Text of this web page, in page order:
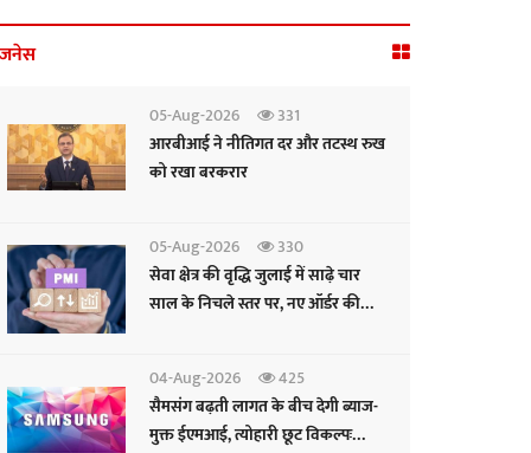
05-Aug-2026
331
आरबीआई ने नीतिगत दर और तटस्थ रुख
को रखा बरकरार
05-Aug-2026
330
सेवा क्षेत्र की वृद्धि जुलाई में साढ़े चार
साल के निचले स्तर पर, नए ऑर्डर की
04-Aug-2026
425
सैमसंग बढ़ती लागत के बीच देगी ब्याज-
मुक्त ईएमआई, त्योहारी छूट विकल्पः